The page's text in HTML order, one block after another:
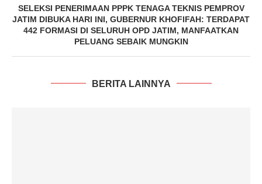
SELEKSI PENERIMAAN PPPK TENAGA TEKNIS PEMPROV
JATIM DIBUKA HARI INI, GUBERNUR KHOFIFAH: TERDAPAT
442 FORMASI DI SELURUH OPD JATIM, MANFAATKAN
PELUANG SEBAIK MUNGKIN
BERITA LAINNYA